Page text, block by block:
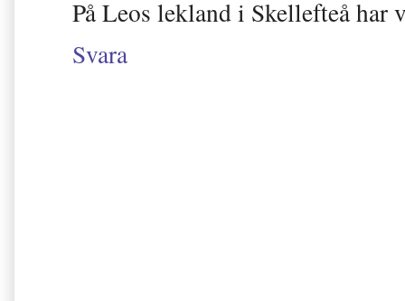
På Leos lekland i Skellefteå
Svara